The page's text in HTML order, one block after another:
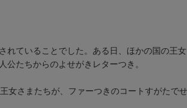
ていることでした。ある日、ほかの国の王
たちからのよせがきレターつき。
女さまたちが、ファーつきのコートすがたで